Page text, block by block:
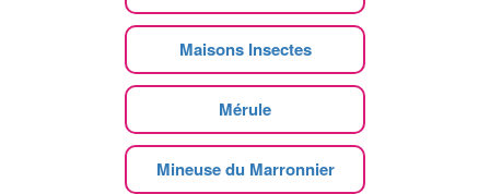
Maisons Insectes
Mérule
Mineuse du Marronnier